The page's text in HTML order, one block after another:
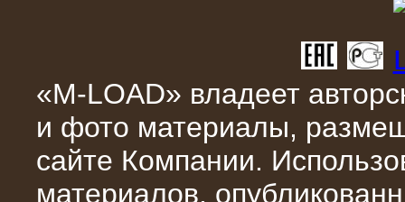
10.10.2015
Высоковольтные нагрузочные
«M-LOAD» владеет
и фото материалы,
сайте Компании.
материалов,